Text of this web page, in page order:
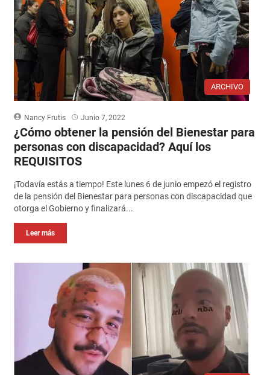
ARCHIVO
Nancy Frutis Junio 7, 2022
¿Cómo obtener la pensión del Bienestar para
personas con discapacidad? Aquí los
REQUISITOS
¡Todavía estás a tiempo! Este lunes 6 de junio empezó el registro
de la pensión del Bienestar para personas con discapacidad que
otorga el Gobierno y finalizará...
Leer más